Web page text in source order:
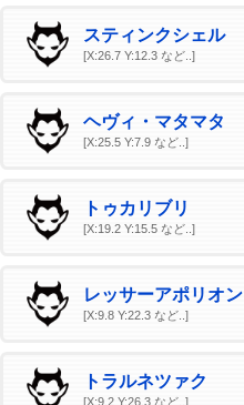
スティンクシェル
[X:26.7 Y:12.3 など..]
ヘヴィ・マタマタ
[X:25.5 Y:7.9 など..]
トゥカリブリ
[X:19.2 Y:15.5 など..]
レッサーアポリオン
[X:9.8 Y:22.3 など..]
トラルネツァク
[X:9.2 Y:26.3 など..]